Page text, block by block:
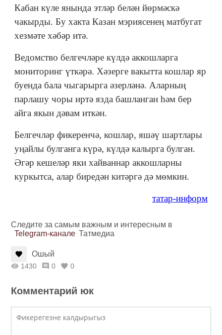
Кабан күле янында этләр белән йөрмәскә
чакырды. Бу хакта Казан мэриясенең матбугат
хезмәте хәбәр итә.
Ведомство белгечләре күлдә аккошларга
мониторинг үткәрә. Хәзерге вакытта кошлар яр
буенда бала чыгарырга әзерләнә. Аларның
парлашу чоры иртә язда башланган һәм бер
айга якын дәвам иткән.
Белгечләр фикеренчә, кошлар, яшәү шартлары
уңайлы булганга күрә, күлдә калырга булган.
Әгәр кешеләр яки хайваннар аккошларны
куркытса, алар биредән китәргә дә мөмкин.
татар-информ
Следите за самым важным и интересным в
Telegram-канале Татмедиа
Ошый
1430 0 0
Комментарий юк